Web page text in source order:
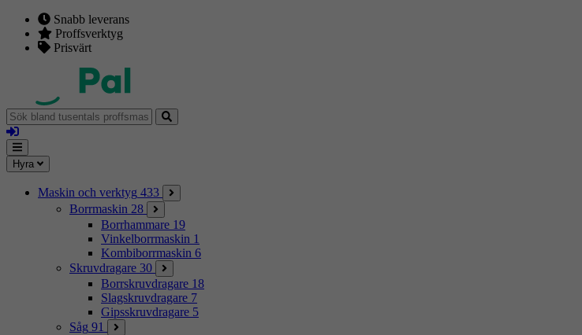
Snabb leverans
Proffsverktyg
Prisvärt
Sök
bland
tusentals
proffsmaskiner
Logga
in
Mina
sidor
Meny
Hyra
Maskin och verktyg 433
Borrmaskin 28
Borrhammare 19
Vinkelborrmaskin 1
Kombiborrmaskin 6
Skruvdragare 30
Borrskruvdragare 18
Slagskruvdragare 7
Gipsskruvdragare 5
Såg 91